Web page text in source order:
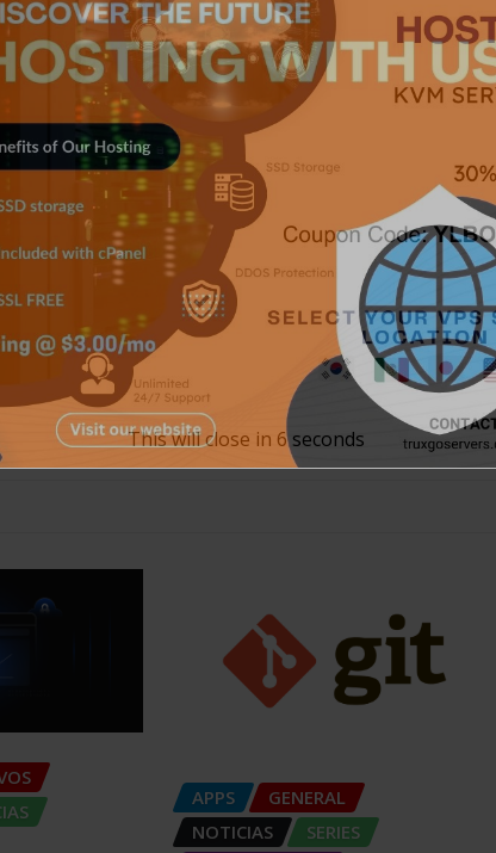
APPS
GENERAL
NOTICIAS
SERIES
This will close in 5seconds